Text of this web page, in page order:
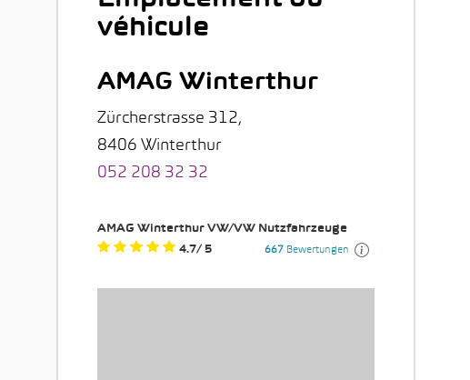
véhicule
AMAG Winterthur
Zürcherstrasse 312,
8406 Winterthur
052 208 32 32